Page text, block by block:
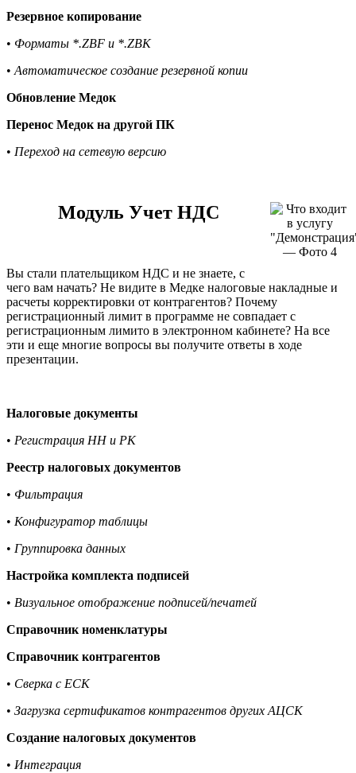
Резервное копирование
• Форматы *.ZBF и *.ZBK
• Автоматическое создание резервной копии
Обновление Медок
Перенос Медок на другой ПК
• Переход на сетевую версию
Модуль Учет НДС
Вы стали плательщиком НДС и не знаете, с
чего вам начать? Не видите в Медке налоговые накладные и
расчеты корректировки от контрагентов? Почему
регистрационный лимит в программе не совпадает с
регистрационным лимито в электронном кабинете? На все
эти и еще многие вопросы вы получите ответы в ходе
презентации.
Налоговые документы
• Регистрация НН и РК
Реестр налоговых документов
• Фильтрация
• Конфигуратор таблицы
• Группировка данных
Настройка комплекта подписей
• Визуальное отображение подписей/печатей
Справочник номенклатуры
Справочник контрагентов
• Сверка с ЕСК
• Загрузка сертификатов контрагентов других АЦСК
Создание налоговых документов
• Интеграция